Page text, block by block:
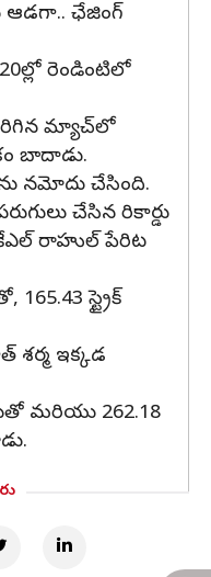
ఆడగా.. ఛేజింగ్
రెండింటిలో
మ్యాచ్‌లో
బాదాడు.
నమోదు చేసింది.
చేసిన రికార్డు
రాహుల్ పేరిట
స్ట్రైక్
శర్మ ఇక్కడ
మరియు 262.18